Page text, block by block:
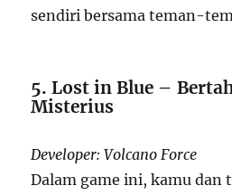
sendiri bersama teman-
5. Lost in Blue –
Misterius
Developer: Volcano Force
Dalam game ini, kamu